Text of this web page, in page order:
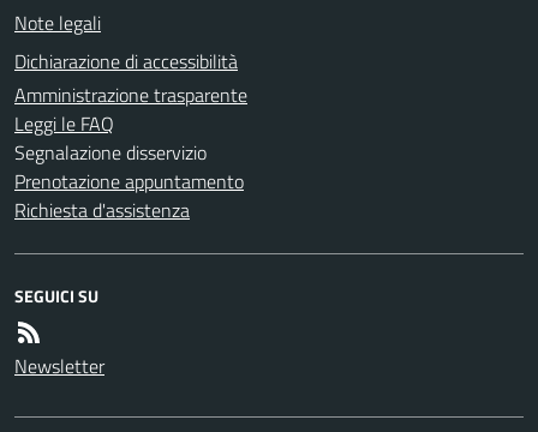
Note legali
Dichiarazione di accessibilità
Amministrazione trasparente
Leggi le FAQ
Segnalazione disservizio
Prenotazione appuntamento
Richiesta d'assistenza
SEGUICI SU
Newsletter